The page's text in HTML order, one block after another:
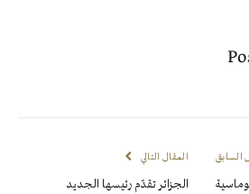
السابق المقال التالي
الجزائر تقدّم رئيسها الجديد